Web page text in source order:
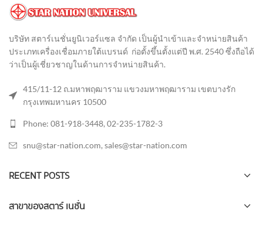
บริษัท สตาร์เนชั่นยูนิเวอร์แซล จำกัด เป็นผู้นำเข้าและจำหน่ายสินค้า
ประเภทเครื่องเชื่อมภายใต้แบรนด์ ก่อตั้งขึ้นตั้งแต่ปี พ.ศ. 2540 ซึ่งถือได้
ว่าเป็นผู้เชี่ยวชาญในด้านการจำหน่ายสินค้า.
415/11-12 ถ.มหาพฤฒาราม แขวงมหาพฤฒาราม เขตบางรัก
กรุงเทพมหานคร 10500
Phone: 081-918-3448, 02-235-1782-3
snu@star-nation.com, sales@star-nation.com
RECENT POSTS
สาขาของสตาร์ เนชั่น